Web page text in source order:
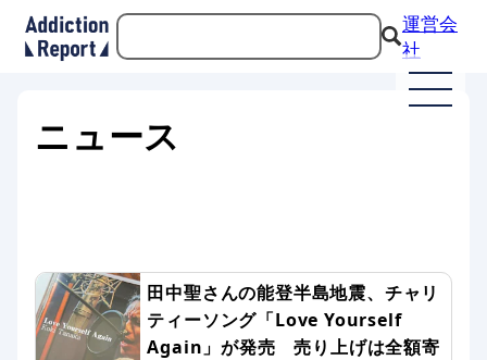
運営会
社
ニュース
田中聖さんの能登半島地震、チャリ
ティーソング「Love Yourself
Again」が発売 売り上げは全額寄